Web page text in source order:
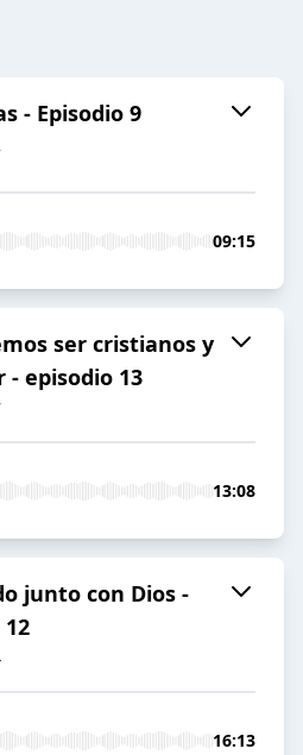
- Episodio 9
09:15
ser cristianos y
- episodio 13
13:08
junto con Dios -
12
16:13